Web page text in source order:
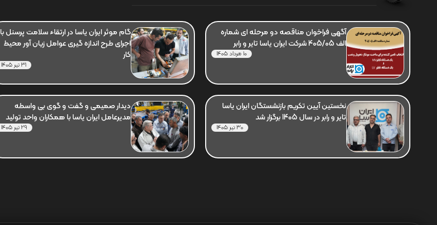
آگهی فراخوان مناقصه دو مرحله ای شماره
الف 405/05 شرکت ایران یاسا تایر و رابر
10 مرداد 1405
گام موثر ایران یاسا در ارتقاء سلامت پرسنل با
اجرای طرح اندازه گیری عوامل زیان آور محیط
کار
31 تیر 1405
نخستین آیین تکریم بازنشستگان ایران یاسا
تایر و رابر در سال 1405 برگزار شد
30 تیر 1405
دیدار صمیمی و گفت و گوی بی واسطه
مدیرعامل ایران یاسا با همکاران واحد تولید
29 تیر 1405